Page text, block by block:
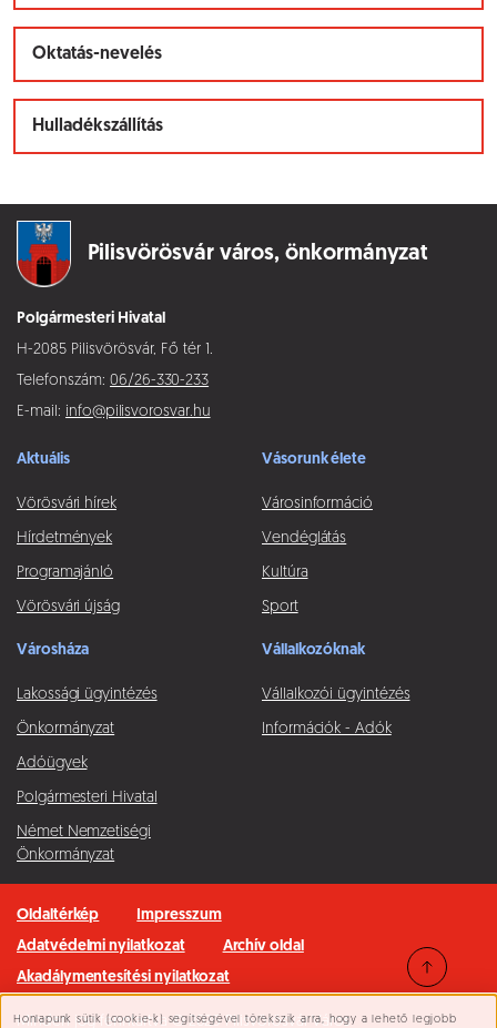
Honlapunk sütik (cookie-k) segítségével törekszik arra, hogy a lehető legjobb
Oktatás-nevelés
Hulladékszállítás
Pilisvörösvár város, önkormányzat
Polgármesteri Hivatal
H-2085 Pilisvörösvár, Fő tér 1.
Telefonszám: 06/26-330-233
E-mail: info@pilisvorosvar.hu
Aktuális
Vörösvári hírek
Hírdetmények
Programajánló
Vörösvári újság
Vásorunk élete
Városinformáció
Vendéglátás
Kultúra
Sport
Városháza
Lakossági ügyintézés
Önkormányzat
Adóügyek
Polgármesteri Hivatal
Német Nemzetiségi
Önkormányzat
Vállalkozóknak
Vállalkozói ügyintézés
Információk - Adók
Oldaltérkép
Impresszum
Adatvédelmi nyilatkozat
Archív oldal
Akadálymentesítési nyilatkozat
Minden jog fenntartva © 2026 Pilisvörösvár Város